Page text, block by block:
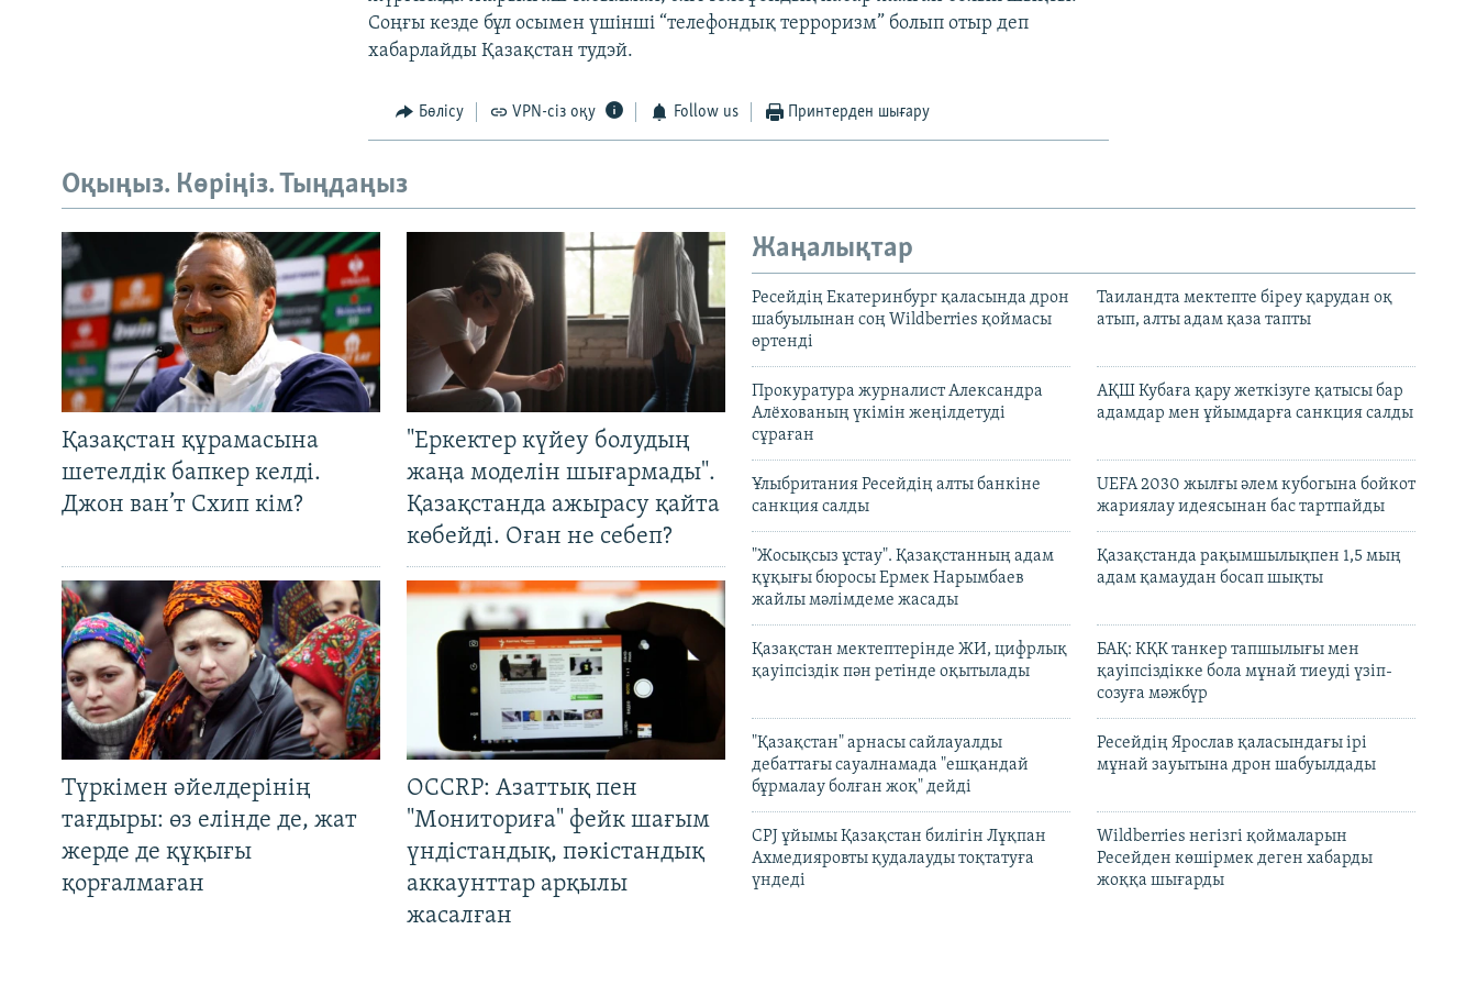
Соңғы кезде бұл осымен үшінші “телефондық терроризм” болып отыр деп
хабарлайды Қазақстан тудэй.
Бөлісу VPN-сіз оқу Follow us Принтерден шығару
Оқыңыз. Көріңіз. Тыңдаңыз
Қазақстан құрамасына
шетелдік бапкер келді.
Джон ван’т Схип кім?
"Еркектер күйеу болудың
жаңа моделін шығармады".
Қазақстанда ажырасу қайта
көбейді. Оған не себеп?
Түркімен әйелдерінің
тағдыры: өз елінде де, жат
жерде де құқығы
қорғалмаған
OCCRP: Азаттық пен
"Мониториға" фейк шағым
үндістандық, пәкістандық
аккаунттар арқылы
жасалған
Жаңалықтар
Ресейдің Екатеринбург қаласында дрон
шабуылынан соң Wildberries қоймасы
өртенді
Таиландта мектепте біреу қарудан оқ
атып, алты адам қаза тапты
Прокуратура журналист Александра
Алёхованың үкімін жеңілдетуді
сұраған
АҚШ Кубаға қару жеткізуге қатысы бар
адамдар мен ұйымдарға санкция салды
Ұлыбритания Ресейдің алты банкіне
санкция салды
UEFA 2030 жылғы әлем кубогына бойкот
жариялау идеясынан бас тартпайды
"Жосықсыз ұстау". Қазақстанның адам
құқығы бюросы Ермек Нарымбаев
жайлы мәлімдеме жасады
Қазақстанда рақымшылықпен 1,5 мың
адам қамаудан босап шықты
Қазақстан мектептерінде ЖИ, цифрлық
қауіпсіздік пән ретінде оқытылады
БАҚ: КҚК танкер тапшылығы мен
қауіпсіздікке бола мұнай тиеуді үзіп-
созуға мәжбүр
"Қазақстан" арнасы сайлауалды
дебаттағы сауалнамада "ешқандай
бұрмалау болған жоқ" дейді
Ресейдің Ярослав қаласындағы ірі
мұнай зауытына дрон шабуылдады
CPJ ұйымы Қазақстан билігін Лұқпан
Ахмедияровты қудалауды тоқтатуға
үндеді
Wildberries негізгі қоймаларын
Ресейден көшірмек деген хабарды
жоққа шығарды